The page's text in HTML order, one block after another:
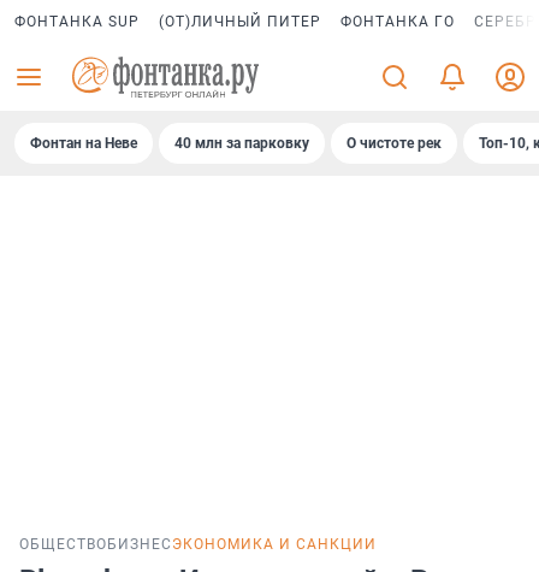
ФОНТАНКА SUP (ОТ)ЛИЧНЫЙ ПИТЕР ФОНТАНКА ГО
Фонтан на Неве 40 млн за парковку О чистоте рек Топ-10,
ОБЩЕСТВО БИЗНЕС ЭКОНОМИКА И САНКЦИИ